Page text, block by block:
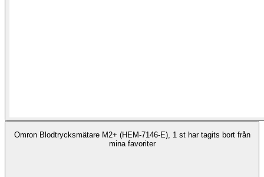
Omron Blodtrycksmätare M2+ (HEM-7146-E), 1 st har tagits bort från
mina favoriter